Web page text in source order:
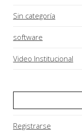
Sin categoría
software
Video Institucional
Registrarse